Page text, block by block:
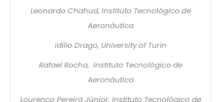
Leonardo Chahud, Instituto Tecnológico de
Aeronáutica
Idilio Drago, University of Turin
Rafael Rocha, Instituto Tecnológico de
Aeronáutica
Lourenço Pereira Júnior, Instituto Tecnológico de